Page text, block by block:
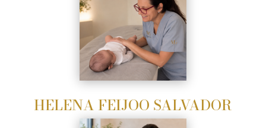
HELENA FEIJOO SALVADOR